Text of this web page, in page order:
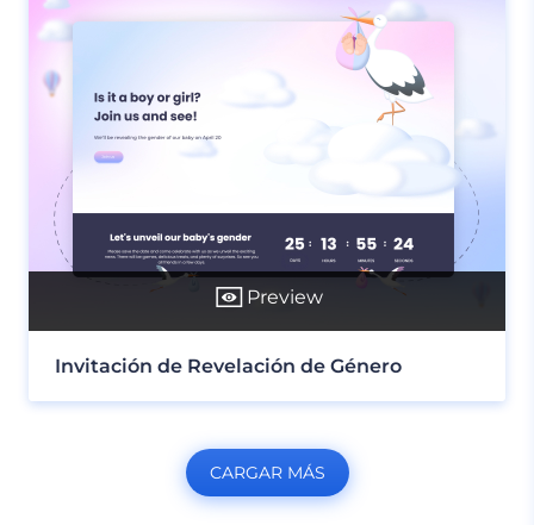
Preview
Invitación de Revelación de Género
CARGAR MÁS